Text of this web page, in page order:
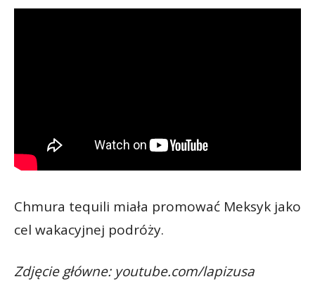
Chmura tequili miała promować Meksyk jako
cel wakacyjnej podróży.
Zdjęcie główne: youtube.com/lapizusa